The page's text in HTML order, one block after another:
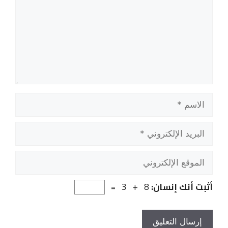
الاسم
البريد
الإلكتروني
الموقع
الإلكتروني
أثبت أنك إنسان:8 + 3 =